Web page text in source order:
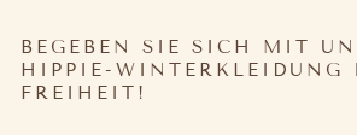
BEGEBEN SIE SICH MIT
HIPPIE-WINTERKLEIDUNG
FREIHEIT!